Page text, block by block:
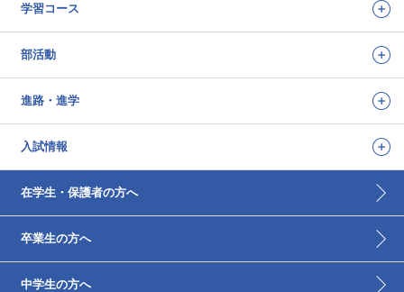
学習コース
部活動
進路・進学
入試情報
在学生・保護者の方へ
卒業生の方へ
中学生の方へ